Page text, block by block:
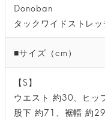
Donoban
タックワイドストレ
■サイズ（cm）
【S】
ウエスト 約30、ヒッ
股下 約71、裾幅 約